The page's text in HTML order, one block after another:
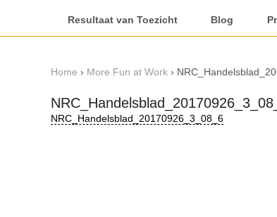
Resultaat van Toezicht Blog
Home › More Fun at Work ›
NRC_Handelsblad_20170926_3_08_6